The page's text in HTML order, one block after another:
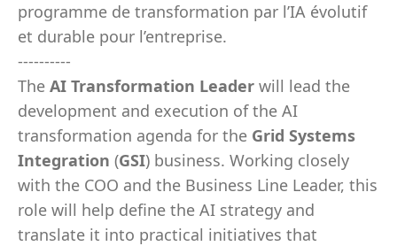
programme de transformation par l’IA évolutif
et durable pour l’entreprise.
----------
The AI Transformation Leader will lead the
development and execution of the AI
transformation agenda for the Grid Systems
Integration (GSI) business. Working closely
with the COO and the Business Line Leader, this
role will help define the AI strategy and
translate it into practical initiatives that